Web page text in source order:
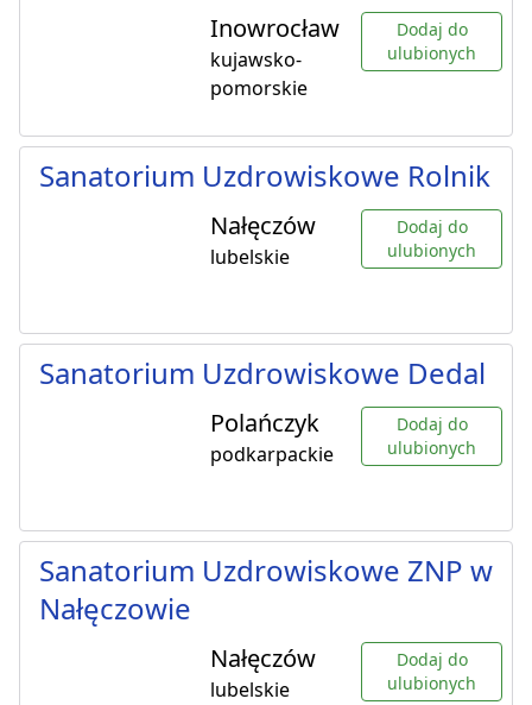
Inowrocław
kujawsko-
pomorskie
Dodaj do
ulubionych
Sanatorium Uzdrowiskowe Rolnik
Nałęczów
lubelskie
Dodaj do
ulubionych
Sanatorium Uzdrowiskowe Dedal
Polańczyk
podkarpackie
Dodaj do
ulubionych
Sanatorium Uzdrowiskowe ZNP w
Nałęczowie
Nałęczów
lubelskie
Dodaj do
ulubionych